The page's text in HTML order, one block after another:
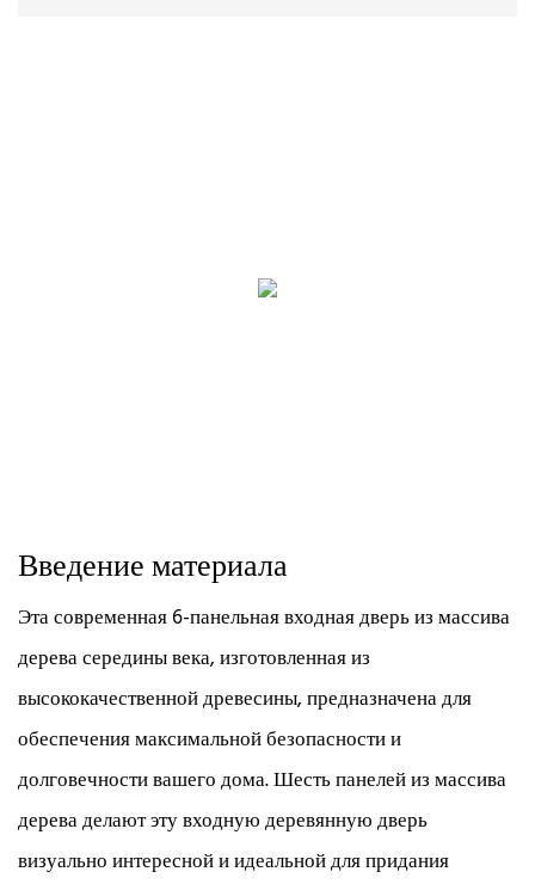
Введение материала
Эта современная 6-панельная входная дверь из массива
дерева середины века, изготовленная из
высококачественной древесины, предназначена для
обеспечения максимальной безопасности и
долговечности вашего дома. Шесть панелей из массива
дерева делают эту входную деревянную дверь
визуально интересной и идеальной для придания